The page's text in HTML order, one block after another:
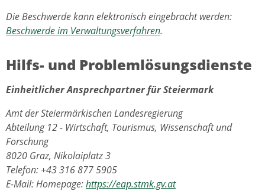
Die Beschwerde kann elektronisch eingebracht werden:
Beschwerde im Verwaltungsverfahren.
Hilfs- und Problemlösungsdienste
Einheitlicher Ansprechpartner für Steiermark
Amt der Steiermärkischen Landesregierung
Abteilung 12 - Wirtschaft, Tourismus, Wissenschaft und
Forschung
8020 Graz, Nikolaiplatz 3
Telefon: +43 316 877 5905
E-Mail: Homepage:https://eap.stmk.gv.at